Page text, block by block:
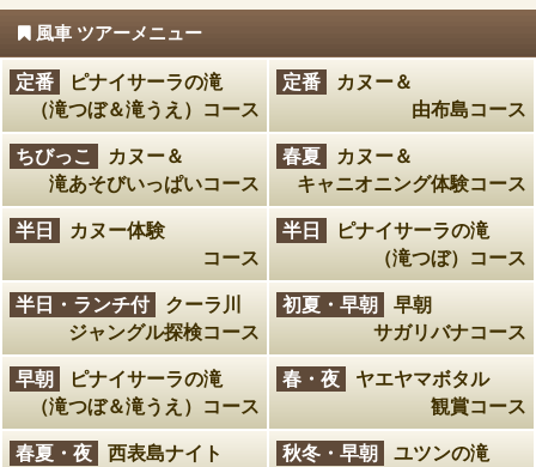
風車 ツアーメニュー
定番
ピナイサーラの滝
（滝つぼ＆滝うえ）コース
定番
カヌー＆
由布島コース
ちびっこ
カヌー＆
滝あそびいっぱいコース
春夏
カヌー＆
キャニオニング体験コース
半日
カヌー体験
コース
半日
ピナイサーラの滝
（滝つぼ）コース
半日・ランチ付
クーラ川
ジャングル探検コース
初夏・早朝
早朝
サガリバナコース
早朝
ピナイサーラの滝
（滝つぼ＆滝うえ）コース
春・夜
ヤエヤマボタル
観賞コース
春夏・夜
西表島ナイト
秋冬・早朝
ユツンの滝